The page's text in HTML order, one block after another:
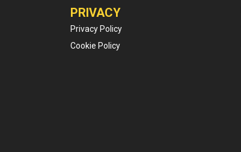
PRIVACY
Privacy Policy
Cookie Policy